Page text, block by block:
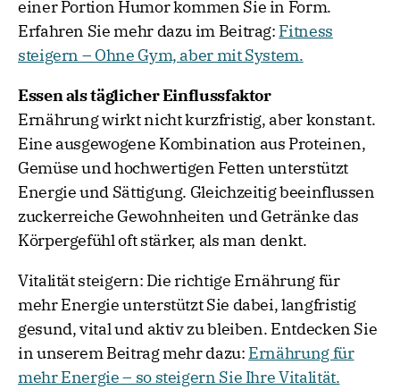
einer Portion Humor kommen Sie in Form.
Erfahren Sie mehr dazu im Beitrag: Fitness
steigern – Ohne Gym, aber mit System.
Essen als täglicher Einflussfaktor
Ernährung wirkt nicht kurzfristig, aber konstant.
Eine ausgewogene Kombination aus Proteinen,
Gemüse und hochwertigen Fetten unterstützt
Energie und Sättigung. Gleichzeitig beeinflussen
zuckerreiche Gewohnheiten und Getränke das
Körpergefühl oft stärker, als man denkt.
Vitalität steigern: Die richtige Ernährung für
mehr Energie unterstützt Sie dabei, langfristig
gesund, vital und aktiv zu bleiben. Entdecken Sie
in unserem Beitrag mehr dazu: Ernährung für
mehr Energie – so steigern Sie Ihre Vitalität.